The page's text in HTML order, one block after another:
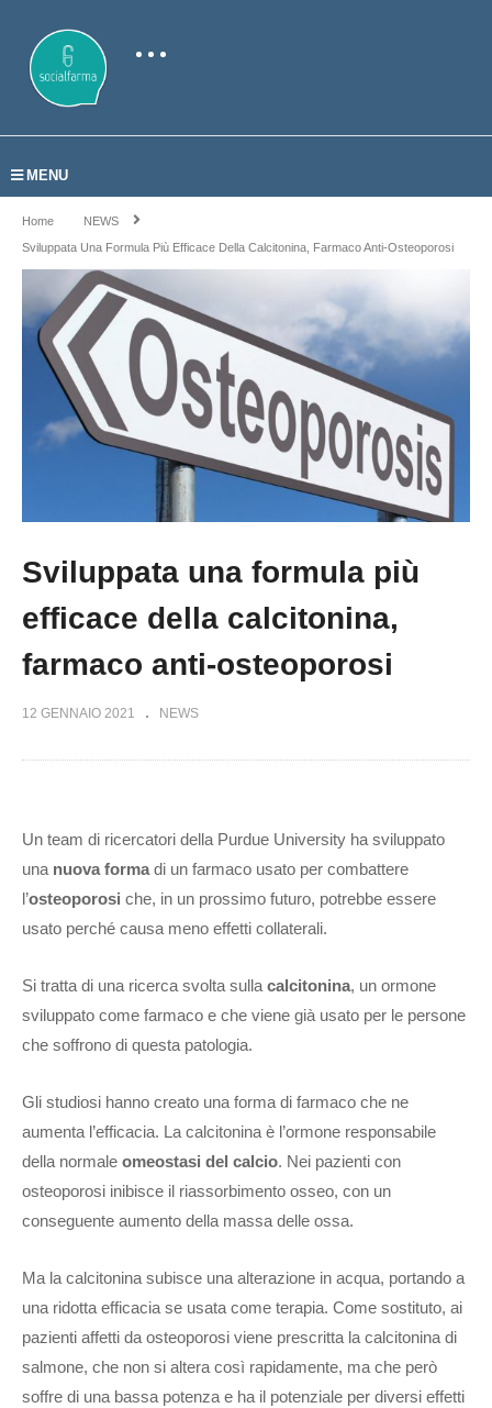
MENU
Home
NEWS
Sviluppata Una Formula Più Efficace Della Calcitonina, Farmaco Anti-Osteoporosi
Sviluppata una formula più
efficace della calcitonina,
farmaco anti-osteoporosi
12 GENNAIO 2021 NEWS
Un team di ricercatori della Purdue University ha sviluppato
una nuova forma di un farmaco usato per combattere
l’osteoporosi che, in un prossimo futuro, potrebbe essere
usato perché causa meno effetti collaterali.
Si tratta di una ricerca svolta sulla calcitonina, un ormone
sviluppato come farmaco e che viene già usato per le persone
che soffrono di questa patologia.
Gli studiosi hanno creato una forma di farmaco che ne
aumenta l’efficacia. La calcitonina è l’ormone responsabile
della normale omeostasi del calcio. Nei pazienti con
osteoporosi inibisce il riassorbimento osseo, con un
conseguente aumento della massa delle ossa.
Ma la calcitonina subisce una alterazione in acqua, portando a
una ridotta efficacia se usata come terapia. Come sostituto, ai
pazienti affetti da osteoporosi viene prescritta la calcitonina di
salmone, che non si altera così rapidamente, ma che però
soffre di una bassa potenza e ha il potenziale per diversi effetti